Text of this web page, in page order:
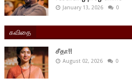
January 13, 2026 0
கவிதை
சீதா!!
August 02, 2026 0